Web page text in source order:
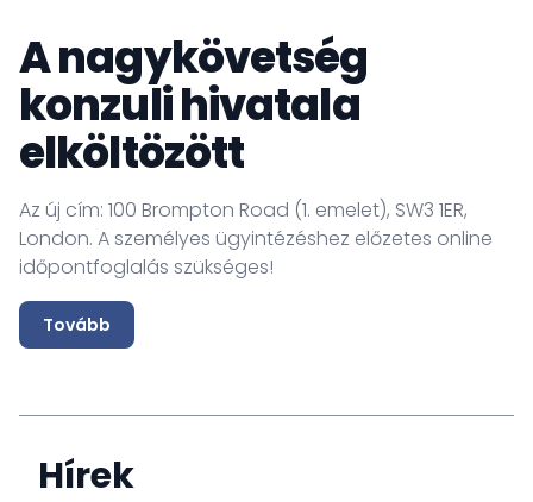
A nagykövetség
konzuli hivatala
elköltözött
Az új cím: 100 Brompton Road (1. emelet), SW3 1ER,
London. A személyes ügyintézéshez előzetes online
időpontfoglalás szükséges!
Tovább
Hírek